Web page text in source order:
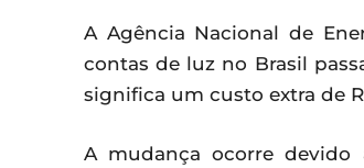
A Agência Nacional de
contas de luz no Brasil
significa um custo extra de
A mudança ocorre devido